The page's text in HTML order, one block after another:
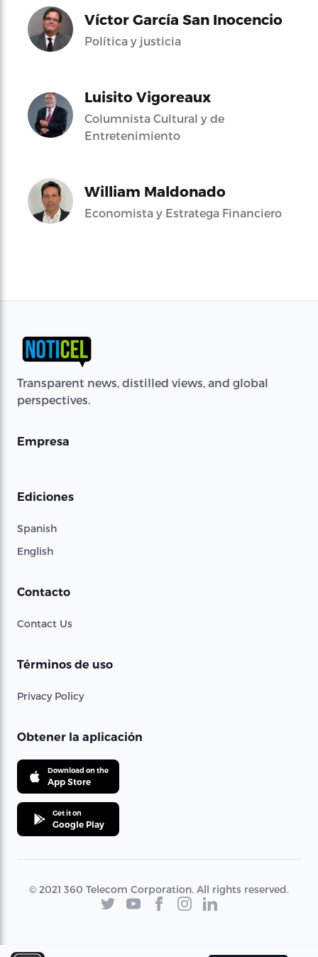
Víctor García San Inocencio
Política y justicia
Luisito Vigoreaux
Columnista Cultural y de
Entretenimiento
William Maldonado
Economista y Estratega Financiero
Transparent news, distilled views, and global
perspectives.
Empresa
Ediciones
Spanish
English
Contacto
Contact Us
Términos de uso
Privacy Policy
Obtener la aplicación
Download on the
App Store
Get it on
Google Play
© 2021 360 Telecom Corporation. All rights reserved.